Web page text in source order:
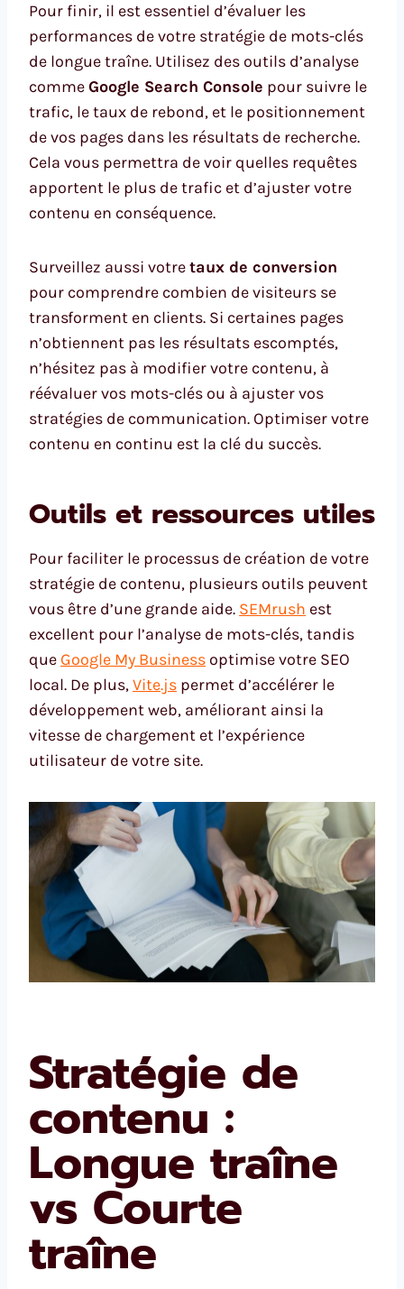
Pour finir, il est essentiel d’évaluer les
performances de votre stratégie de mots-clés
de longue traîne. Utilisez des outils d’analyse
commeGoogle Search Console pour suivre le
trafic, le taux de rebond, et le positionnement
de vos pages dans les résultats de recherche.
Cela vous permettra de voir quelles requêtes
apportent le plus de trafic et d’ajuster votre
contenu en conséquence.
Surveillez aussi votretaux de conversion
pour comprendre combien de visiteurs se
transforment en clients. Si certaines pages
n’obtiennent pas les résultats escomptés,
n’hésitez pas à modifier votre contenu, à
réévaluer vos mots-clés ou à ajuster vos
stratégies de communication. Optimiser votre
contenu en continu est la clé du succès.
Outils et ressources utiles
Pour faciliter le processus de création de votre
stratégie de contenu, plusieurs outils peuvent
vous être d’une grande aide. SEMrush est
excellent pour l’analyse de mots-clés, tandis
que Google My Business optimise votre SEO
local. De plus,Vite.js permet d’accélérer le
développement web, améliorant ainsi la
vitesse de chargement et l’expérience
utilisateur de votre site.
Stratégie de
contenu :
Longue traîne
vs Courte
traîne